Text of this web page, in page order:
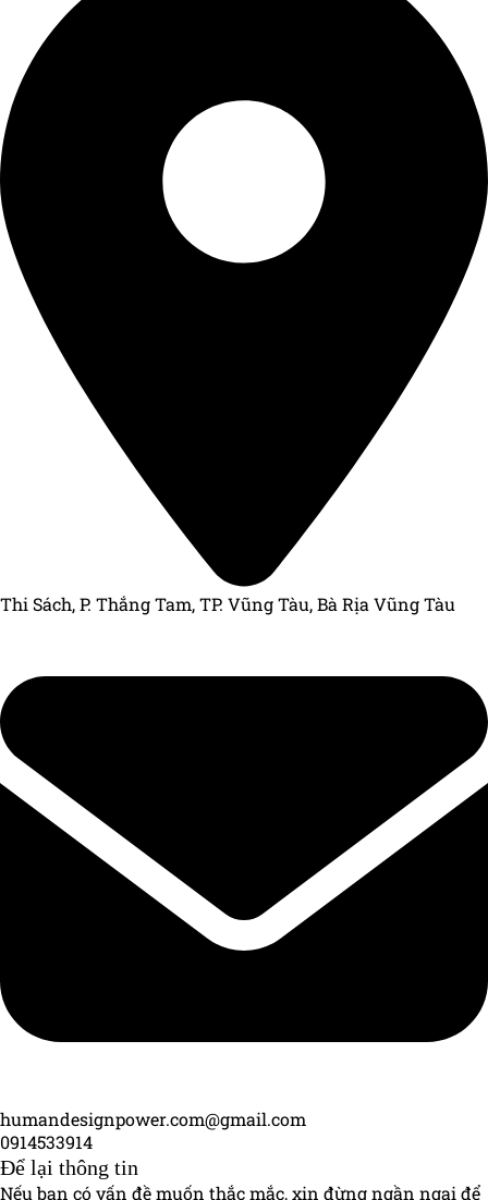
Thi Sách, P. Thắng Tam, TP. Vũng Tàu, Bà Rịa Vũng Tàu
humandesignpower.com@gmail.com
0914533914
Để lại thông tin
Nếu bạn có vấn đề muốn thắc mắc, xin đừng ngần ngại để